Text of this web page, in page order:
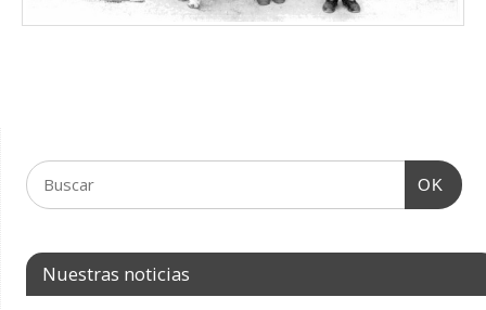
OK
Nuestras noticias